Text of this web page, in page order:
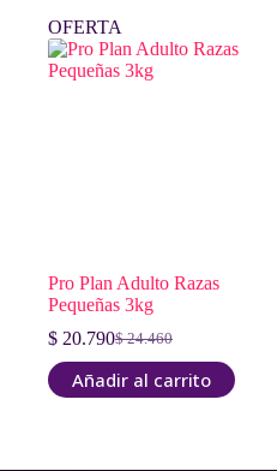
OFERTA
Pro Plan Adulto Razas
Pequeñas 3kg
$24.460
El
precio
original
$ 20.790El
precio
actual
Añadir al carrito